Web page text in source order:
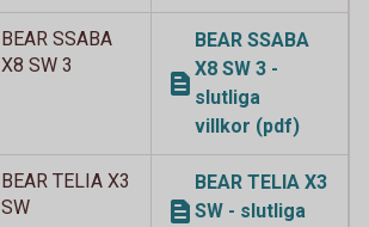
BEAR SSABA
X8 SW 3
BEAR SSABA
X8 SW 3 -
slutliga
villkor (pdf)
BEAR TELIA X3
SW
BEAR TELIA X3
SW - slutliga